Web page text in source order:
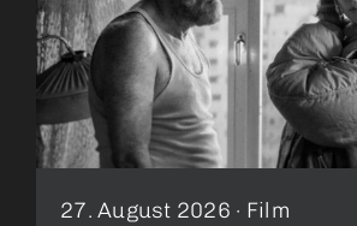
27. August 2026 · Film